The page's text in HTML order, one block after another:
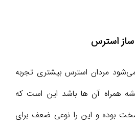
ساز استرس
مردان استرس بیشتری تجربه
همراه آن ها باشد این است که
بوده و این را نوعی ضعف برای